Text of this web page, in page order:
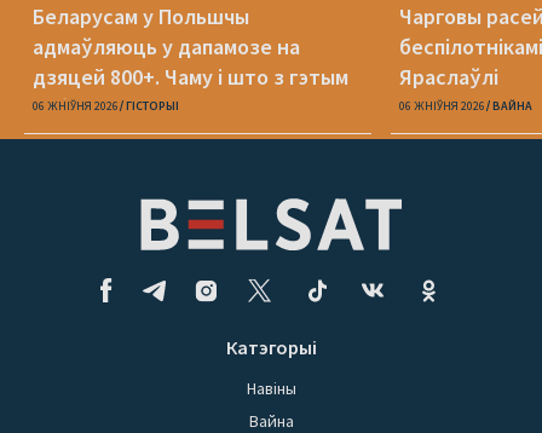
Беларусам у Польшчы
адмаўляюць у дапамозе на
дзяцей 800+. Чаму і што з гэтым
рабіць?
06 ЖНІЎНЯ 2026 ГІСТОРЫІ
Чарговы
Яраслаўлі
06 ЖНІЎНЯ 2026 ВАЙНА
Катэгорыі
Навіны
Вайна